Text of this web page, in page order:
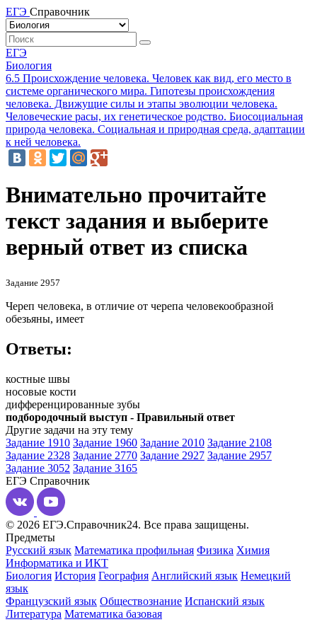
ЕГЭ Справочник
ЕГЭ
Биология
6.5 Происхождение человека. Человек как вид, его место в
системе органического мира. Гипотезы происхождения
человека. Движущие силы и этапы эволюции человека.
Человеческие расы, их генетическое родство. Биосоциальная
природа человека. Социальная и природная среда, адаптации
к ней человека.
Внимательно прочитайте
текст задания и выберите
верный ответ из списка
Задание 2957
Череп человека, в отличие от черепа человекообразной
обезьяны, имеет
Ответы:
костные швы
носовые кости
дифференцированные зубы
подбородочный выступ - Правильный ответ
Другие задачи на эту тему
Задание 1910 Задание 1960 Задание 2010 Задание 2108
Задание 2328 Задание 2770 Задание 2927 Задание 2957
Задание 3052 Задание 3165
ЕГЭ Справочник
© 2026 ЕГЭ.Справочник24. Все права защищены.
Предметы
Русский язык Математика профильная Физика Химия
Информатика и ИКТ
Биология История География Английский язык Немецкий
язык
Французский язык Обществознание Испанский язык
Литература Математика базовая